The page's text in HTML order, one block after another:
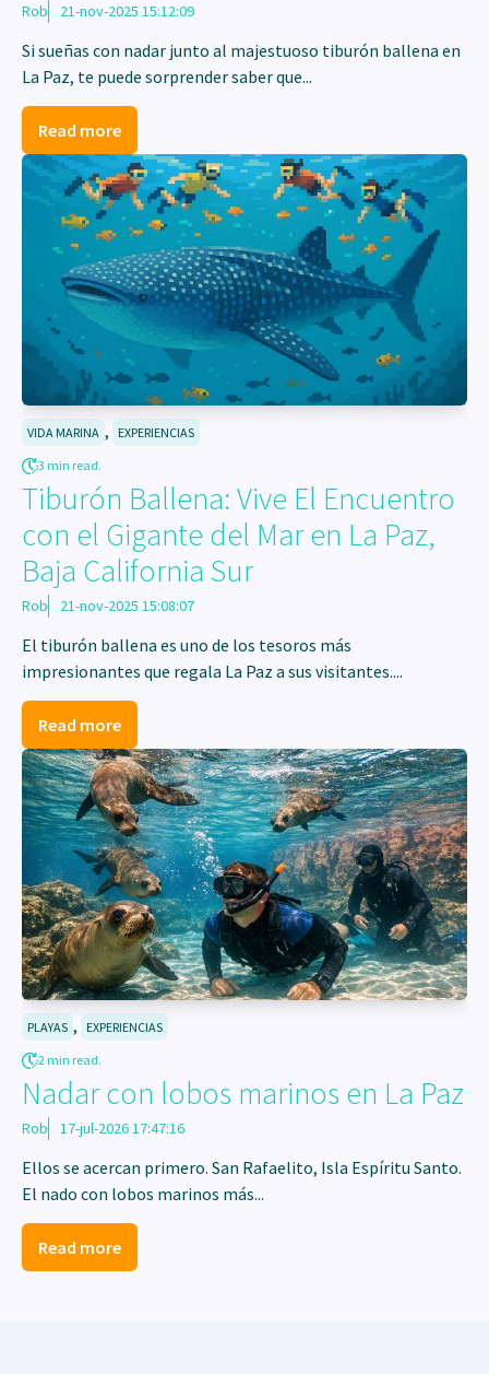
Rob 21-nov-2025 15:12:09
Si sueñas con nadar junto al majestuoso tiburón ballena en
La Paz, te puede sorprender saber que...
Read more
VIDA MARINA , EXPERIENCIAS
3 min read.
Tiburón Ballena: Vive El Encuentro
con el Gigante del Mar en La Paz,
Baja California Sur
Rob 21-nov-2025 15:08:07
El tiburón ballena es uno de los tesoros más
impresionantes que regala La Paz a sus visitantes....
Read more
PLAYAS , EXPERIENCIAS
2 min read.
Nadar con lobos marinos en La Paz
Rob 17-jul-2026 17:47:16
Ellos se acercan primero. San Rafaelito, Isla Espíritu Santo.
El nado con lobos marinos más...
Read more